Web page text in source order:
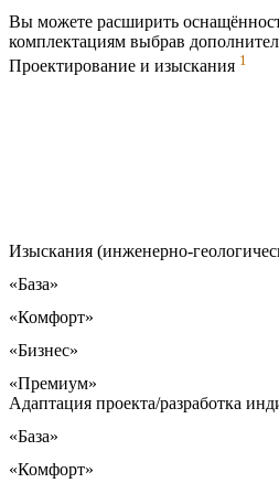
Вы можете расширить
комплектациям выбрав
Проектирование и изыскания 1
Изыскания (инженерно-
«База»
«Комфорт»
«Бизнес»
«Премиум»
Адаптация проекта/разработка
«База»
«Комфорт»